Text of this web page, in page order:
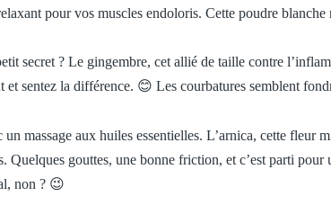
pour vos muscles endoloris. Cette poudre blanche
secret ? Le gingembre, cet allié de taille contre
et sentez la différence. 😊 Les courbatures semblent
massage aux huiles essentielles. L’arnica, cette fleur
Quelques gouttes, une bonne friction, et c’est parti
non ? 😉